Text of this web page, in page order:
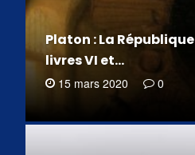
Platon : La
livres VI et…
15 mars 2020 0